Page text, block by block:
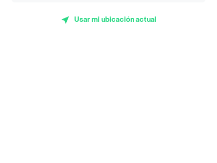
App Store Google play AppGallery
Usar mi ubicación actual